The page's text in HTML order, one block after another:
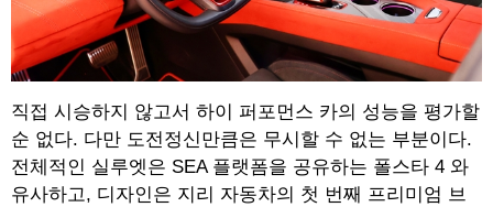
직접 시승하지 않고서 하이 퍼포먼스 카의 성능을 평가할
순 없다. 다만 도전정신만큼은 무시할 수 없는 부분이다.
전체적인 실루엣은 SEA 플랫폼을 공유하는 폴스타 4 와
유사하고, 디자인은 지리 자동차의 첫 번째 프리미엄 브